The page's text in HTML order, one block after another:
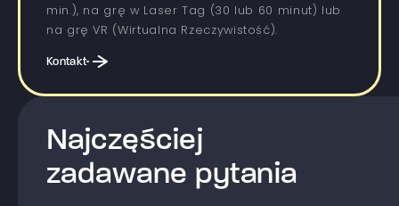
min.), na grę w Laser Tag (30 lub 60 minut) lub
na grę VR (Wirtualna Rzeczywistość).
Kontakt
Najczęściej
zadawane pytania